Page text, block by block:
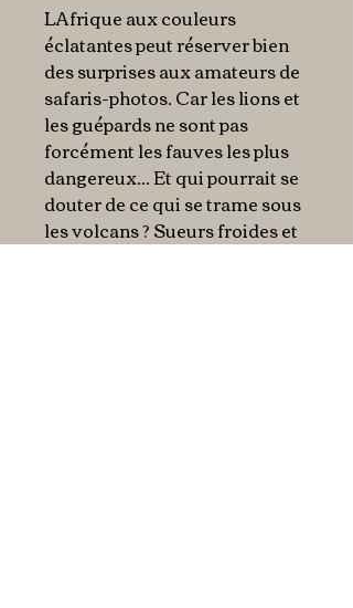
LAfrique aux couleurs
éclatantes peut réserver bien
des surprises aux amateurs de
safaris-photos. Car les lions et
les guépards ne sont pas
forcément les fauves les plus
dangereux... Et qui pourrait se
douter de ce qui se trame sous
les volcans ? Sueurs froides et